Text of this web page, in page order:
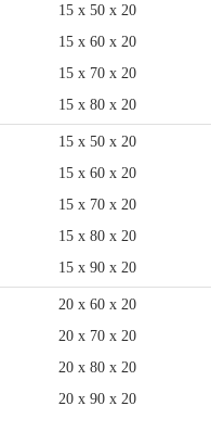
15 x 50 x 20
15 x 60 x 20
15 x 70 x 20
15 x 80 x 20
15 x 50 x 20
15 x 60 x 20
15 x 70 x 20
15 x 80 x 20
15 x 90 x 20
20 x 60 x 20
20 x 70 x 20
20 x 80 x 20
20 x 90 x 20